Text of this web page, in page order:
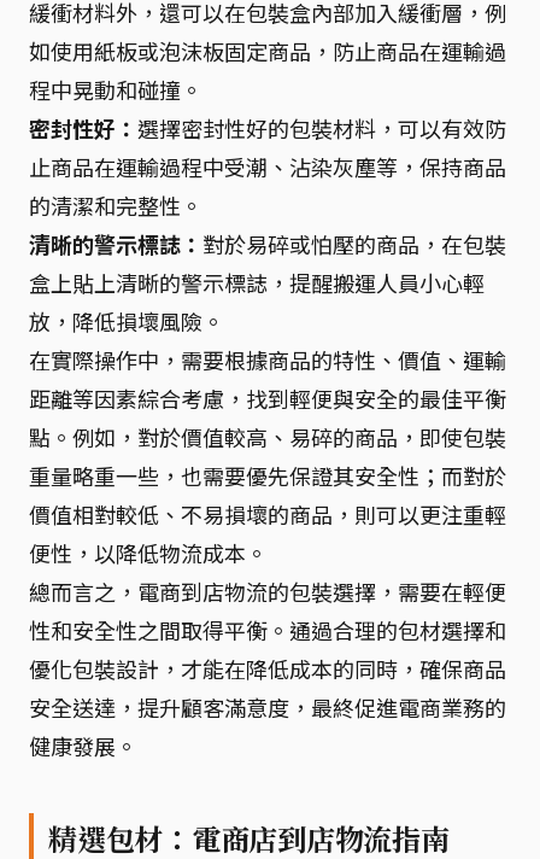
緩衝材料外，還可以在包裝盒內部加入緩衝層，例
如使用紙板或泡沫板固定商品，防止商品在運輸過
程中晃動和碰撞。
密封性好： 選擇密封性好的包裝材料，可以有效防
止商品在運輸過程中受潮、沾染灰塵等，保持商品
的清潔和完整性。
清晰的警示標誌： 對於易碎或怕壓的商品，在包裝
盒上貼上清晰的警示標誌，提醒搬運人員小心輕
放，降低損壞風險。
在實際操作中，需要根據商品的特性、價值、運輸
距離等因素綜合考慮，找到輕便與安全的最佳平衡
點。例如，對於價值較高、易碎的商品，即使包裝
重量略重一些，也需要優先保證其安全性；而對於
價值相對較低、不易損壞的商品，則可以更注重輕
便性，以降低物流成本。
總而言之，電商到店物流的包裝選擇，需要在輕便
性和安全性之間取得平衡。通過合理的包材選擇和
優化包裝設計，才能在降低成本的同時，確保商品
安全送達，提升顧客滿意度，最終促進電商業務的
健康發展。
精選包材：電商店到店物流指南